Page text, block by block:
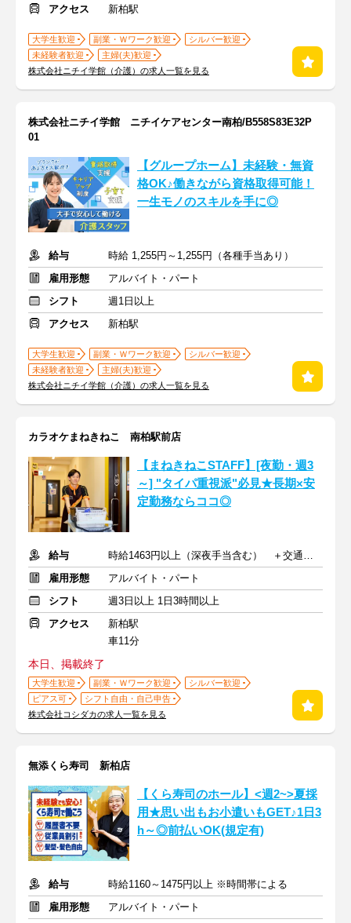
アクセス
新柏駅
大学生歓迎 副業・Ｗワーク歓迎
シルバー歓迎
未経験者歓迎
主婦(夫)歓迎
株式会社ニチイ学館（介護）の求人一覧を見る
株式会社ニチイ学館 ニチイケアセンター南柏/B558S83E32P
01
【グループホーム】未経験・無資
格OK♪働きながら資格取得可能！
一生モノのスキルを手に◎
給与
時給 1,255円～1,255円（各種手当あり）
雇用形態
アルバイト・パート
シフト
週1日以上
アクセス
新柏駅
大学生歓迎 副業・Ｗワーク歓迎
シルバー歓迎
未経験者歓迎
主婦(夫)歓迎
株式会社ニチイ学館（介護）の求人一覧を見る
カラオケまねきねこ 南柏駅前店
【まねきねこSTAFF】[夜勤・週3
～] "タイパ重視派"必見★長期×安
定勤務ならココ◎
給与
時給1463円以上（深夜手当含む） ＋交通費支給
雇用形態
アルバイト・パート
シフト
週3日以上 1日3時間以上
アクセス
新柏駅
車11分
本日、掲載終了
大学生歓迎 副業・Ｗワーク歓迎
シルバー歓迎
ピアス可
シフト自由・自己申告
株式会社コシダカの求人一覧を見る
無添くら寿司 新柏店
【くら寿司のホール】<週2~>夏採
用★思い出もお小遣いもGET♪1日3
h～◎前払いOK(規定有)
給与
時給1160～1475円以上 ※時間帯による
雇用形態
アルバイト・パート